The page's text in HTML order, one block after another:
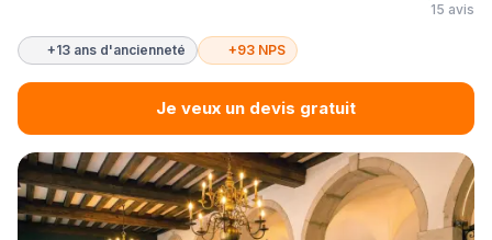
15 avis
+13 ans d'ancienneté +93 NPS
Je veux un devis gratuit